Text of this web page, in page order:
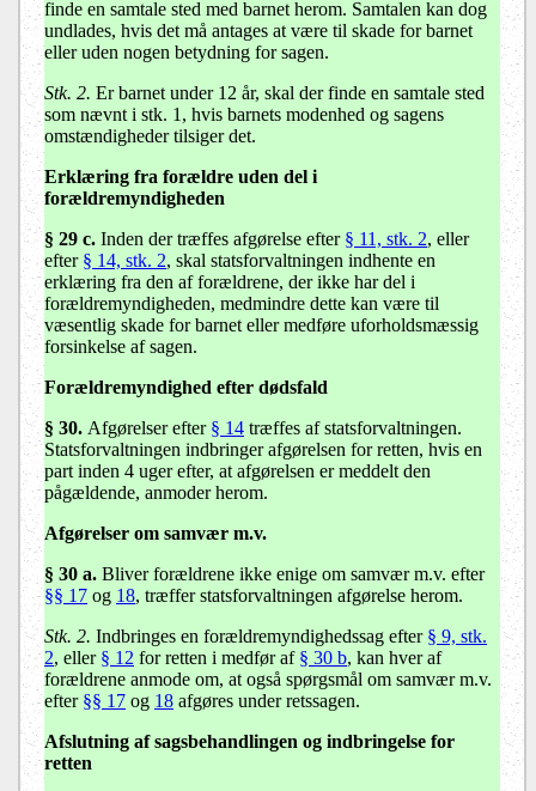
finde en samtale sted med barnet herom. Samtalen kan dog
undlades, hvis det må antages at være til skade for barnet
eller uden nogen betydning for sagen.
Stk. 2. Er barnet under 12 år, skal der finde en samtale sted
som nævnt i stk. 1, hvis barnets modenhed og sagens
omstændigheder tilsiger det.
Erklæring fra forældre uden del i
forældremyndigheden
§ 29 c. Inden der træffes afgørelse efter § 11, stk. 2, eller
efter § 14, stk. 2, skal statsforvaltningen indhente en
erklæring fra den af forældrene, der ikke har del i
forældremyndigheden, medmindre dette kan være til
væsentlig skade for barnet eller medføre uforholdsmæssig
forsinkelse af sagen.
Forældremyndighed efter dødsfald
§ 30. Afgørelser efter § 14 træffes af statsforvaltningen.
Statsforvaltningen indbringer afgørelsen for retten, hvis en
part inden 4 uger efter, at afgørelsen er meddelt den
pågældende, anmoder herom.
Afgørelser om samvær m.v.
§ 30 a. Bliver forældrene ikke enige om samvær m.v. efter
§§ 17 og 18, træffer statsforvaltningen afgørelse herom.
Stk. 2. Indbringes en forældremyndighedssag efter § 9, stk.
2, eller § 12 for retten i medfør af § 30 b, kan hver af
forældrene anmode om, at også spørgsmål om samvær m.v.
efter §§ 17 og 18 afgøres under retssagen.
Afslutning af sagsbehandlingen og indbringelse for
retten